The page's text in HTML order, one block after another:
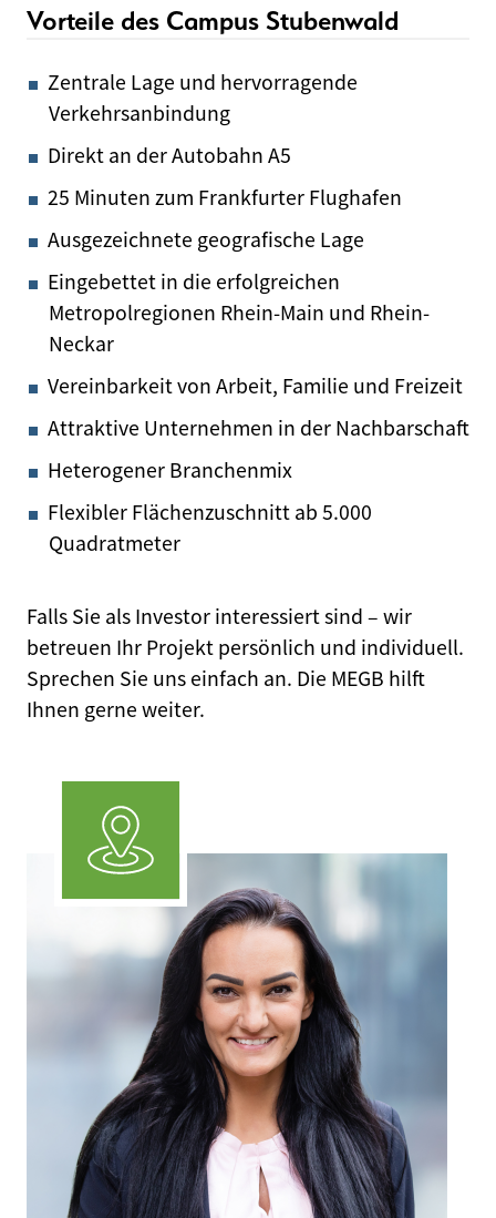
Vorteile des Campus Stubenwald
Zentrale Lage und hervorragende
Verkehrsanbindung
Direkt an der Autobahn A5
25 Minuten zum Frankfurter Flughafen
Ausgezeichnete geografische Lage
Eingebettet in die erfolgreichen
Metropolregionen Rhein-Main und Rhein-
Neckar
Vereinbarkeit von Arbeit, Familie und Freizeit
Attraktive Unternehmen in der Nachbarschaft
Heterogener Branchenmix
Flexibler Flächenzuschnitt ab 5.000
Quadratmeter
Falls Sie als Investor interessiert sind – wir
betreuen Ihr Projekt persönlich und individuell.
Sprechen Sie uns einfach an. Die MEGB hilft
Ihnen gerne weiter.